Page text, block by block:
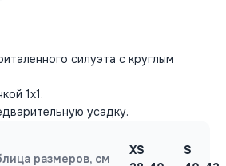
силуэта с круглым
1х1.
усадку.
размеров, см
XS
S